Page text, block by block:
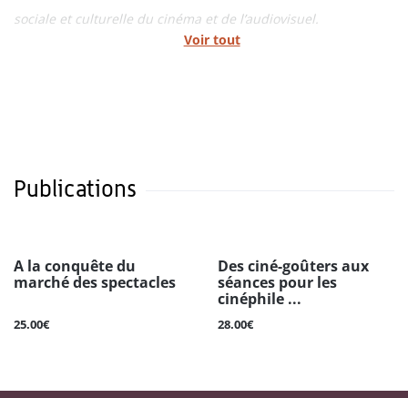
Voir tout
sociale et culturelle du cinéma et de l’audiovisuel.
Publications
A la conquête du
marché des spectacles
25.00€
Des ciné-goûters aux
séances pour les
cinéphile ...
28.00€